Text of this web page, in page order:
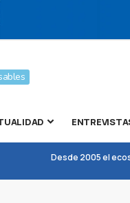
Desde 2005 el